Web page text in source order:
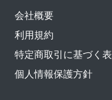
会社概要
利用規約
特定商取引に基づく
個人情報保護方針